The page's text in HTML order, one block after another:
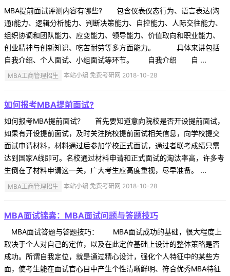
MBA提前面试评测内容有哪些? 包含仪表仪态行为、语言表达(沟
通)能力、逻辑分析能力、判断决策能力、自控能力、人际交往能力、
组织协调和团队能力、应变能力、领导能力、价值取向和职业能力、
创业精神与创新知识、吃苦耐劳等多方面能力。 具体来讲包括
自我介绍、个人面试、小组面试等环节。 自我介绍 自 ...
MBA工商管理招生 本站小编 免费考研网 2018-10-28
如何报考MBA提前面试?
如何报考MBA提前面试? 首先要知道意向院校是否开设提前面试，
如果有开设提前面试，及时关注院校提前面试相关信息，向学校提交
面试申请材料，材料通过后参加学校正式面试，通过者联考成绩只需
达到国家A线即可。名校通过材料申请和正式面试的淘汰率高，许多考
生倒在了材料申请这一关，广大考生应高度重视，尽早准备。 ...
MBA工商管理招生 本站小编 免费考研网 2018-10-28
MBA面试锦囊：MBA面试问题与答题技巧
MBA面试答题与答题技巧： MBA面试成功的基础，很大程度上
取决于个人对自己的定位，以及在此定位基础上设计的整体策略是否
成功。所谓自我定位，就是通过精心设计，强化个人特征中的某些方
面，使考生能在面试官心目中产生个性清晰鲜明、符合优秀MBA特征